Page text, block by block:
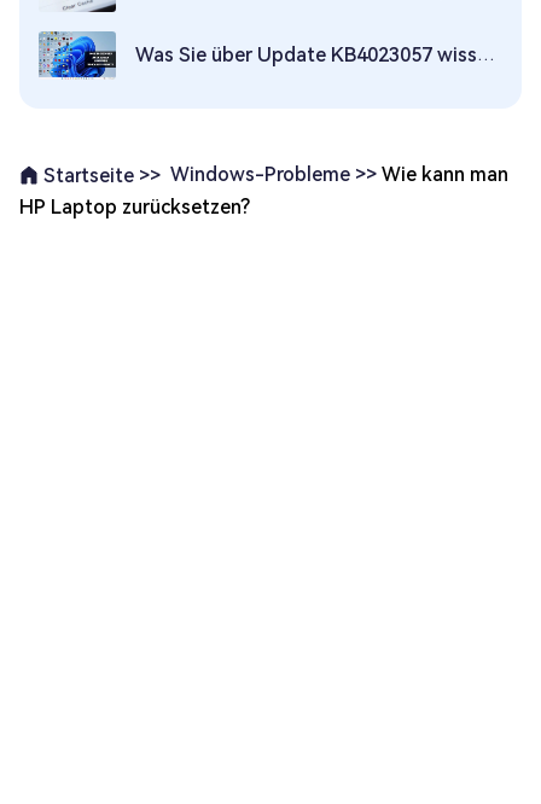
Was Sie über Update KB4023057 wissen müssen
Startseite >> Windows-Probleme >> Wie kann man
HP Laptop zurücksetzen?